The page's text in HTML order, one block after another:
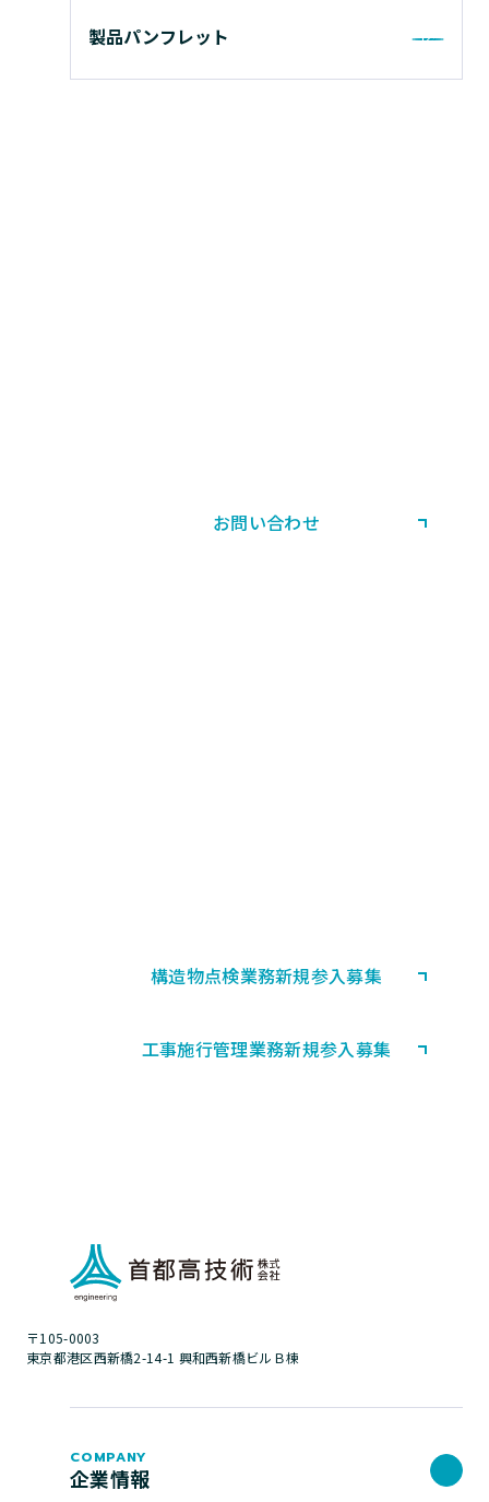
製品パンフレット
お問い合わせ
構造物点検業務新規参入募集
工事施行管理業務新規参入募集
〒105-0003
東京都港区西新橋2-14-1 興和西新橋ビルＢ棟
COMPANY
企業情報